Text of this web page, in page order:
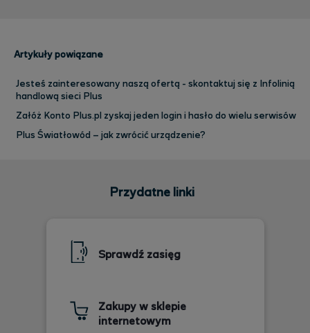
Artykuły powiązane
Jesteś zainteresowany naszą ofertą - skontaktuj się z Infolinią
handlową sieci Plus
Załóż Konto Plus.pl zyskaj jeden login i hasło do wielu serwisów
Plus Światłowód – jak zwrócić urządzenie?
Przydatne linki
Sprawdź zasięg
Zakupy w sklepie
internetowym